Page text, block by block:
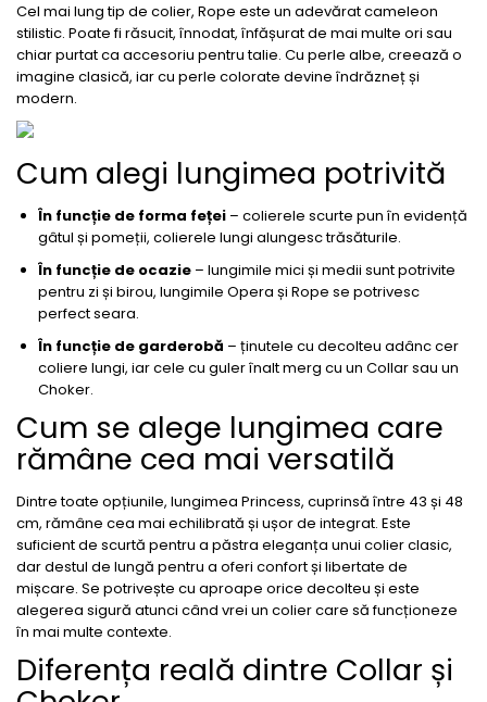
Cel mai lung tip de colier, Rope este un adevărat cameleon
stilistic. Poate fi răsucit, înnodat, înfășurat de mai multe ori sau
chiar purtat ca accesoriu pentru talie. Cu perle albe, creează o
imagine clasică, iar cu perle colorate devine îndrăzneț și
modern.
Cum alegi lungimea potrivită
În funcție de forma feței – colierele scurte pun în evidență
gâtul și pomeții, colierele lungi alungesc trăsăturile.
În funcție de ocazie – lungimile mici și medii sunt potrivite
pentru zi și birou, lungimile Opera și Rope se potrivesc
perfect seara.
În funcție de garderobă – ținutele cu decolteu adânc cer
coliere lungi, iar cele cu guler înalt merg cu un Collar sau un
Choker.
Cum se alege lungimea care
rămâne cea mai versatilă
Dintre toate opțiunile, lungimea Princess, cuprinsă între 43 și 48
cm, rămâne cea mai echilibrată și ușor de integrat. Este
suficient de scurtă pentru a păstra eleganța unui colier clasic,
dar destul de lungă pentru a oferi confort și libertate de
mișcare. Se potrivește cu aproape orice decolteu și este
alegerea sigură atunci când vrei un colier care să funcționeze
în mai multe contexte.
Diferența reală dintre Collar și